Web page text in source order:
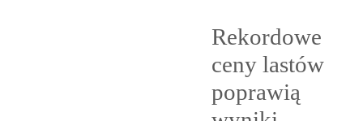
Rekordowe
ceny lastów
poprawią